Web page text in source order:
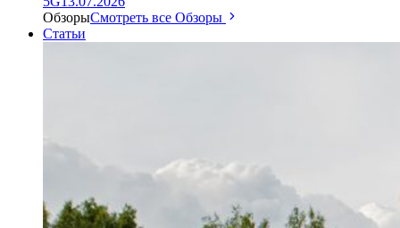
ОбзорыСмотреть все Обзоры
Статьи